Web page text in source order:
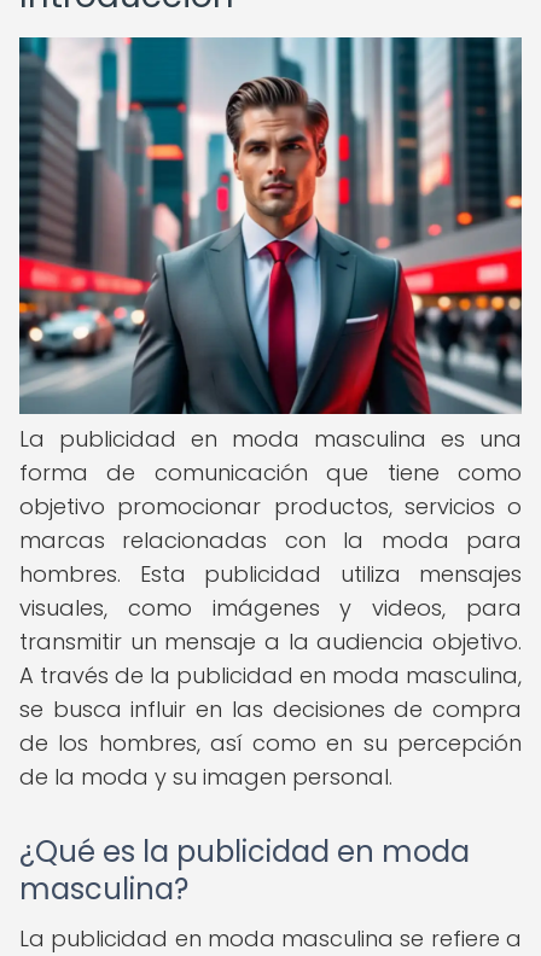
La publicidad en moda masculina es una
forma de comunicación que tiene como
objetivo promocionar productos, servicios o
marcas relacionadas con la moda para
hombres. Esta publicidad utiliza mensajes
visuales, como imágenes y videos, para
transmitir un mensaje a la audiencia objetivo.
A través de la publicidad en moda masculina,
se busca influir en las decisiones de compra
de los hombres, así como en su percepción
de la moda y su imagen personal.
¿Qué es la publicidad en moda
masculina?
La publicidad en moda masculina se refiere a